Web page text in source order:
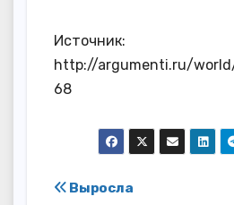
Источник:
http://argumenti.ru/
68
Навигация
Выросла